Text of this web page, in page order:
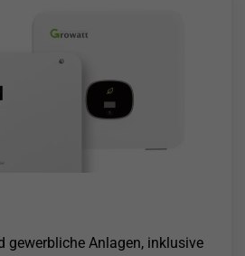
gewerbliche Anlagen, inklusive